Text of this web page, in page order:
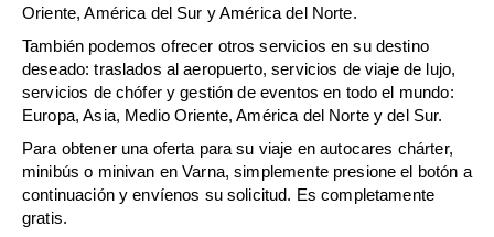
Oriente, América del Sur y América del Norte.
También podemos ofrecer otros servicios en su destino
deseado: traslados al aeropuerto, servicios de viaje de lujo,
servicios de chófer y gestión de eventos en todo el mundo:
Europa, Asia, Medio Oriente, América del Norte y del Sur.
Para obtener una oferta para su viaje en autocares chárter,
minibús o minivan en Varna, simplemente presione el botón a
continuación y envíenos su solicitud. Es completamente
gratis.